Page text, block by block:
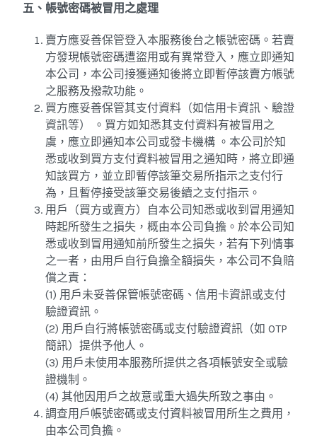
五、帳號密碼被冒用之處理
賣方應妥善保管登入本服務後台之帳號密碼。若賣
方發現帳號密碼遭盜用或有異常登入，應立即通知
本公司，本公司接獲通知後將立即暫停該賣方帳號
之服務及撥款功能。
買方應妥善保管其支付資料（如信用卡資訊、驗證
資訊等） 。買方如知悉其支付資料有被冒用之
虞，應立即通知本公司或發卡機構 。本公司於知
悉或收到買方支付資料被冒用之通知時，將立即通
知該買方，並立即暫停該筆交易所指示之支付行
為，且暫停接受該筆交易後續之支付指示。
用戶（買方或賣方）自本公司知悉或收到冒用通知
時起所發生之損失，概由本公司負擔。於本公司知
悉或收到冒用通知前所發生之損失，若有下列情事
之一者，由用戶自行負擔全額損失，本公司不負賠
償之責：
(1) 用戶未妥善保管帳號密碼、信用卡資訊或支付
驗證資訊。
(2) 用戶自行將帳號密碼或支付驗證資訊（如 OTP
簡訊）提供予他人。
(3) 用戶未使用本服務所提供之各項帳號安全或驗
證機制。
(4) 其他因用戶之故意或重大過失所致之事由。
調查用戶帳號密碼或支付資料被冒用所生之費用，
由本公司負擔。